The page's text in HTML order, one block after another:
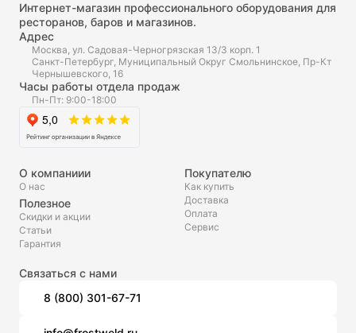
Интернет-магазин профессионального оборудования для
ресторанов, баров и магазинов.
Адрес
Москва, ул. Садовая-Черногрязская 13/3 корп. 1
Санкт-Петербург, Муниципальный Округ Смольнинское, Пр-Кт
Чернышевского, 16
Часы работы отдела продаж
Пн-Пт: 9:00-18:00
О компаниии
О нас
Полезное
Скидки и акции
Статьи
Гарантия
Покупателю
Как купить
Доставка
Оплата
Сервис
Связаться с нами
8 (800) 301-67-71